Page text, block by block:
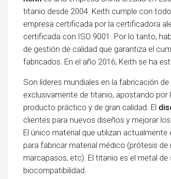
titanio desde 2004. Keith cumple con
empresa certificada por la certificadora
certificada con ISO 9001. Por lo tanto,
de gestión de calidad que garantiza el
fabricados. En el año 2016, Keith se ha
Son líderes mundiales en la fabricación
exclusivamente de titanio, apostando por
producto práctico y de gran calidad. El
clientes para nuevos diseños y mejorar
El único material que utilizan
para fabricar material médico (prótesis
marcapasos, etc). El titanio es el metal
biocompatibilidad.